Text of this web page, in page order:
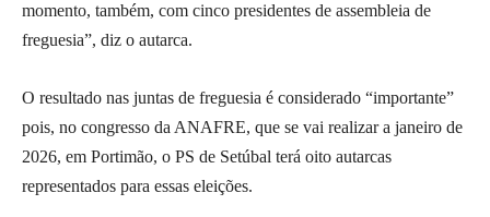
momento, também, com cinco presidentes de assembleia de
freguesia”, diz o autarca.
O resultado nas juntas de freguesia é considerado “importante”
pois, no congresso da ANAFRE, que se vai realizar a janeiro de
2026, em Portimão, o PS de Setúbal terá oito autarcas
representados para essas eleições.